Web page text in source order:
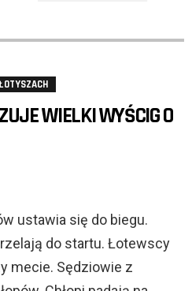
WIELKI WYŚCIG O
ustawia się do biegu.
do startu. Łotewscy
mecie. Sędziowie z